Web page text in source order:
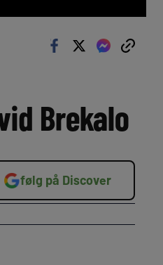
Brekalo
følg på Discover